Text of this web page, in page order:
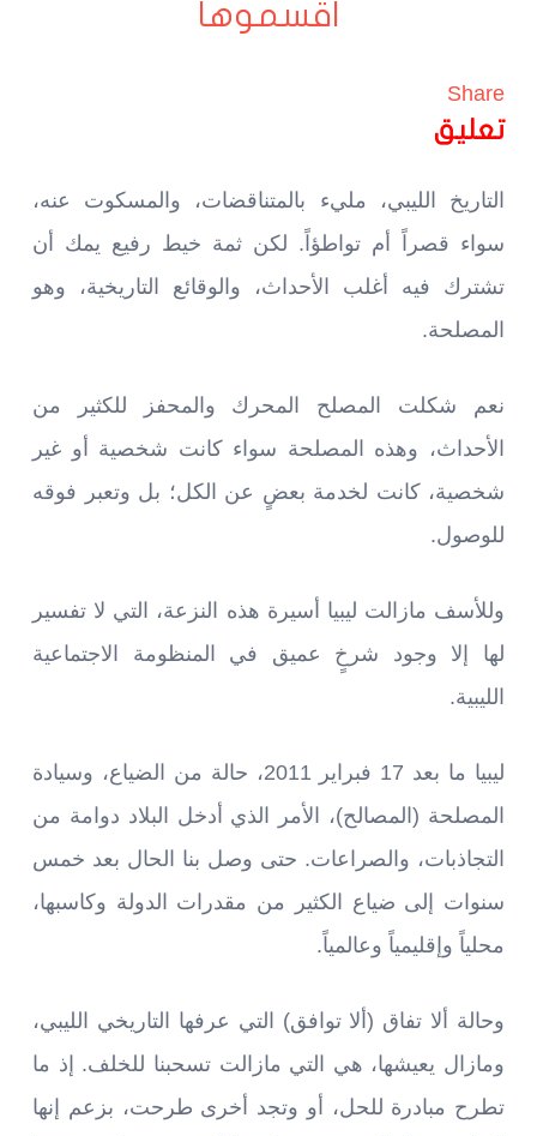
اقسموها
Share
تعليق
التاريخ الليبي، مليء بالمتناقضات، والمسكوت عنه،
سواء قصراً أم تواطؤاً. لكن ثمة خيط رفيع يمك أن
تشترك فيه أغلب الأحداث، والوقائع التاريخية، وهو
المصلحة.
نعم شكلت المصلح المحرك والمحفز للكثير من
الأحداث، وهذه المصلحة سواء كانت شخصية أو غير
شخصية، كانت لخدمة بعضٍ عن الكل؛ بل وتعبر فوقه
للوصول.
وللأسف مازالت ليبيا أسيرة هذه النزعة، التي لا تفسير
لها إلا وجود شرخٍ عميق في المنظومة الاجتماعية
الليبية.
ليبيا ما بعد 17 فبراير 2011، حالة من الضياع، وسيادة
المصلحة (المصالح)، الأمر الذي أدخل البلاد دوامة من
التجاذبات، والصراعات. حتى وصل بنا الحال بعد خمس
سنوات إلى ضياع الكثير من مقدرات الدولة وكاسبها،
محلياً وإقليمياً وعالمياً.
وحالة ألا تفاق (ألا توافق) التي عرفها التاريخي الليبي،
ومازال يعيشها، هي التي مازالت تسحبنا للخلف. إذ ما
تطرح مبادرة للحل، أو وتجد أخرى طرحت، بزعم إنها